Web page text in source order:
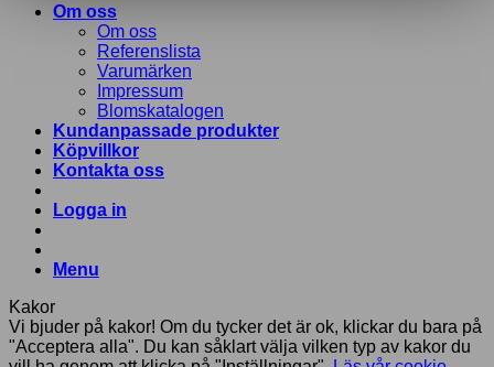
Om oss
Om oss
Referenslista
Varumärken
Impressum
Blomskatalogen
Kundanpassade produkter
Köpvillkor
Kontakta oss
Logga in
Menu
Kakor
Vi bjuder på kakor! Om du tycker det är ok, klickar du bara på
"Acceptera alla". Du kan såklart välja vilken typ av kakor du